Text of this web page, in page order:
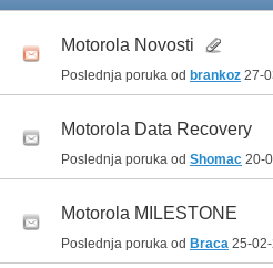
Motorola Novosti
Poslednja poruka od brankoz 27-
Motorola Data Recovery
Poslednja poruka od Shomac 20-
Motorola MILESTONE
Poslednja poruka od Braca 25-